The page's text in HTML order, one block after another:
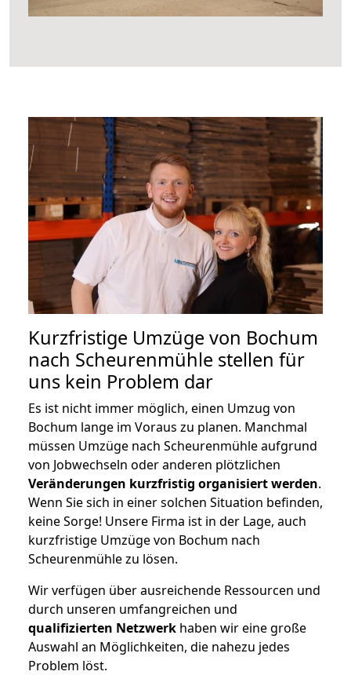
Kurzfristige Umzüge von Bochum
nach Scheurenmühle stellen für
uns kein Problem dar
Es ist nicht immer möglich, einen Umzug von
Bochum lange im Voraus zu planen. Manchmal
müssen Umzüge nach Scheurenmühle aufgrund
von Jobwechseln oder anderen plötzlichen
Veränderungen kurzfristig organisiert werden.
Wenn Sie sich in einer solchen Situation befinden,
keine Sorge! Unsere Firma ist in der Lage, auch
kurzfristige Umzüge von Bochum nach
Scheurenmühle zu lösen.
Wir verfügen über ausreichende Ressourcen und
durch unseren umfangreichen und
qualifizierten Netzwerk haben wir eine große
Auswahl an Möglichkeiten, die nahezu jedes
Problem löst.